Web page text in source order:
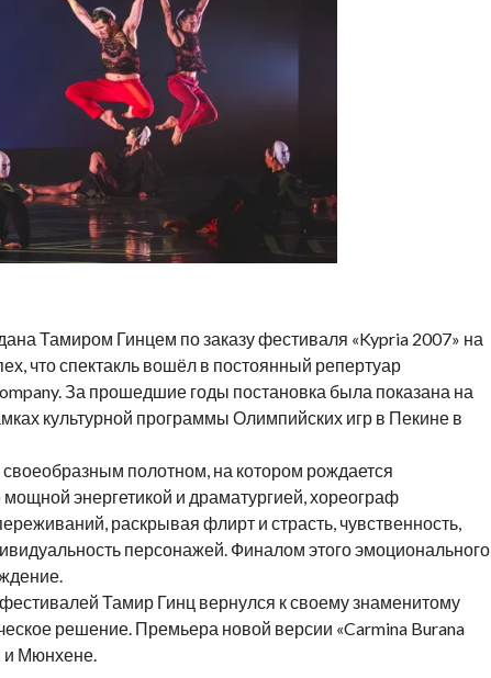
Тамиром Гинцем по заказу фестиваля «Kypria 2007» на
что спектакль вошёл в постоянный репертуар
За прошедшие годы постановка была показана на
культурной программы Олимпийских игр в Пекине в
полотном, на котором рождается
энергетикой и драматургией, хореограф
раскрывая флирт и страсть, чувственность,
персонажей. Финалом этого эмоционального
Тамир Гинц вернулся к своему знаменитому
решение. Премьера новой версии «Carmina Burana
и Мюнхене.